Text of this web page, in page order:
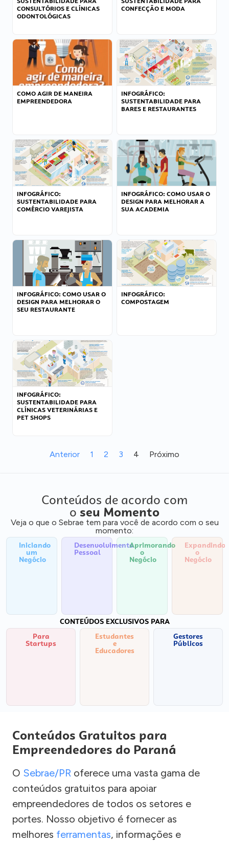
CONSULTÓRIOS E CLÍNICAS
ODONTOLÓGICAS
CONFECÇÃO E MODA
COMO AGIR DE MANEIRA
EMPREENDEDORA
INFOGRÁFICO:
SUSTENTABILIDADE PARA
BARES E RESTAURANTES
INFOGRÁFICO:
SUSTENTABILIDADE PARA
COMÉRCIO VAREJISTA
INFOGRÁFICO: COMO USAR O
DESIGN PARA MELHORAR A
SUA ACADEMIA
INFOGRÁFICO: COMO USAR O
DESIGN PARA MELHORAR O
SEU RESTAURANTE
INFOGRÁFICO:
COMPOSTAGEM
INFOGRÁFICO:
SUSTENTABILIDADE PARA
CLÍNICAS VETERINÁRIAS E
PET SHOPS
Anterior 1 2 3 4 Próximo
Conteúdos de acordo com
o seu Momento
Veja o que o Sebrae tem para você de acordo com o seu
momento:
Iniciando
um
Negócio
Desenvolvimento
Pessoal
Aprimorando
o
Negócio
Expandindo
o
Negócio
CONTEÚDOS EXCLUSIVOS PARA
Para
Startups
Estudantes
e
Educadores
Gestores
Públicos
Conteúdos Gratuitos para
Empreendedores do Paraná
O Sebrae/PR oferece uma vasta gama de
conteúdos gratuitos para apoiar
empreendedores de todos os setores e
portes. Nosso objetivo é fornecer as
melhores ferramentas, informações e